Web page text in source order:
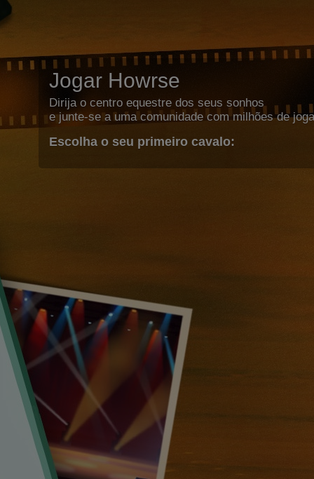
Jogar Howrse
Dirija o centro equestre dos seus sonhos
e junte-se a uma comunidade com milhões de
Escolha o seu primeiro cavalo: